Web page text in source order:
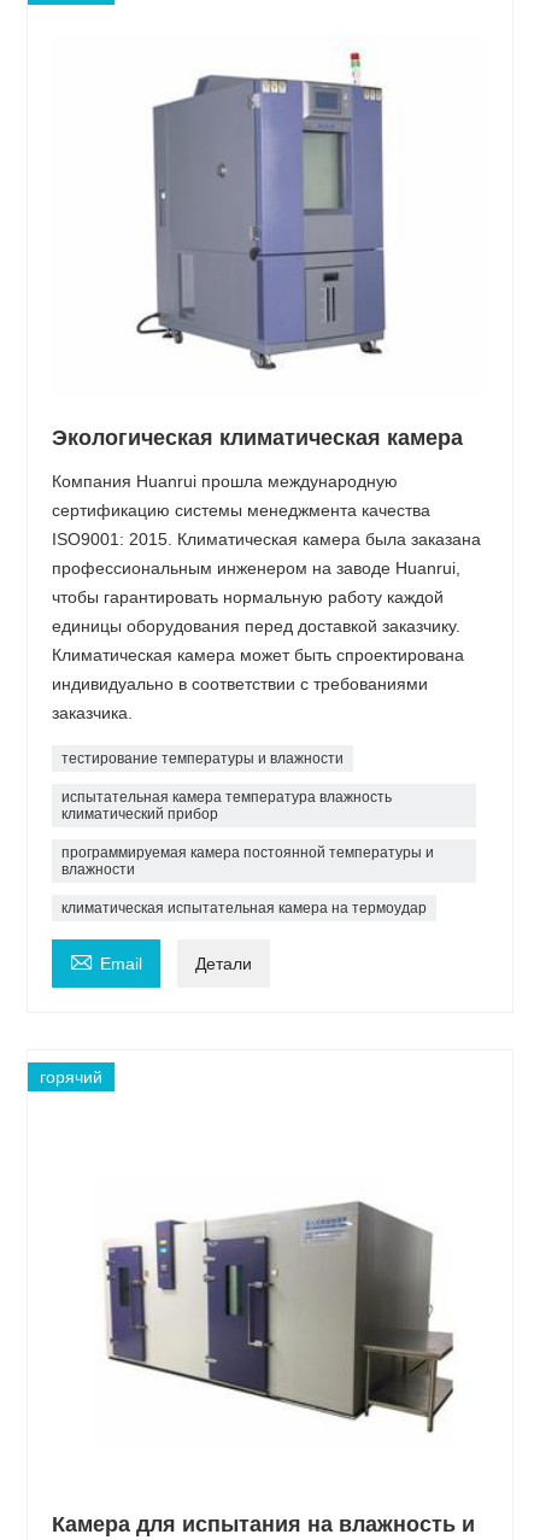
Экологическая климатическая камера
Компания Huanrui прошла международную
сертификацию системы менеджмента качества
ISO9001: 2015. Климатическая камера была заказана
профессиональным инженером на заводе Huanrui,
чтобы гарантировать нормальную работу каждой
единицы оборудования перед доставкой заказчику.
Климатическая камера может быть спроектирована
индивидуально в соответствии с требованиями
заказчика.
тестирование температуры и влажности
испытательная камера температура влажность
климатический прибор
программируемая камера постоянной температуры и
влажности
климатическая испытательная камера на термоудар
 Email Детали
горячий
Камера для испытания на влажность и